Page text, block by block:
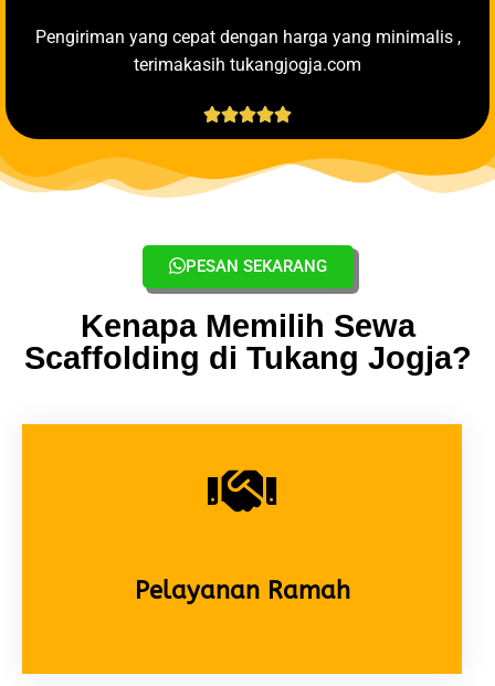
Pengiriman yang cepat dengan harga yang minimalis ,
terimakasih tukangjogja.com

PESAN SEKARANG
Kenapa Memilih Sewa
Scaffolding di Tukang Jogja?
Pelayanan Ramah